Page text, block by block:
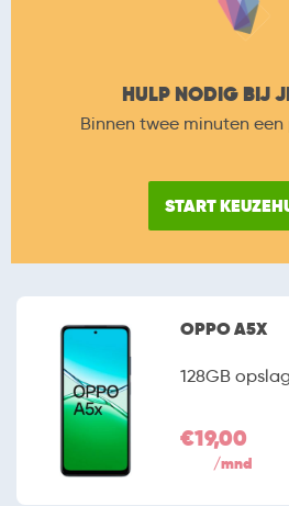
HULP NODIG BIJ
Binnen twee minuten
START
OPPO A5X
128GB
€19,00
/mnd